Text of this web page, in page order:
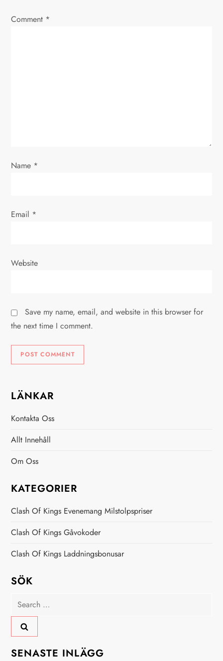
Comment *
Name *
Email *
Website
Save my name, email, and website in this browser for
the next time I comment.
LÄNKAR
Kontakta Oss
Allt Innehåll
Om Oss
KATEGORIER
Clash Of Kings Evenemang Milstolpspriser
Clash Of Kings Gåvokoder
Clash Of Kings Laddningsbonusar
SÖK
Search
for:
SENASTE INLÄGG